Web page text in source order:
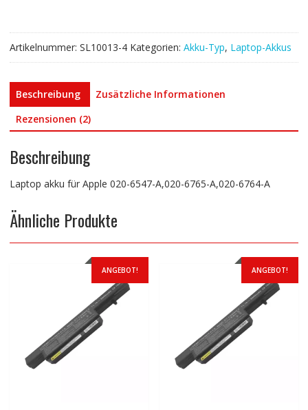
6764-
A
Menge
Artikelnummer: SL10013-4 Kategorien: Akku-Typ, Laptop-Akkus
Beschreibung
Zusätzliche Informationen
Rezensionen (2)
Beschreibung
Laptop akku für Apple 020-6547-A,020-6765-A,020-6764-A
Ähnliche Produkte
ANGEBOT! ANGEBOT!